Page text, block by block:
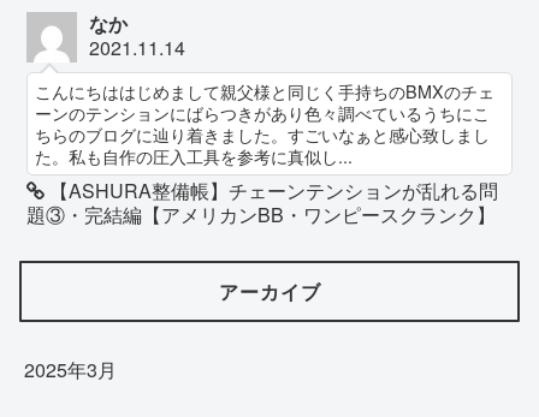
なか
2021.11.14
こんにちははじめまして親父様と同じく手持ちのBMXのチェ
ーンのテンションにばらつきがあり色々調べているうちにこ
ちらのブログに辿り着きました。すごいなぁと感心致しまし
た。私も自作の圧入工具を参考に真似し...
【ASHURA整備帳】チェーンテンションが乱れる問
題③・完結編【アメリカンBB・ワンピースクランク】
アーカイブ
2025年3月